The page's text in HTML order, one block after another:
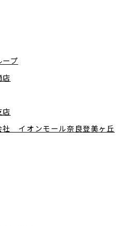
ープ
社 イオンモール奈良登美ヶ丘